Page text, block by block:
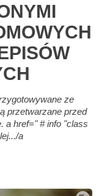
ze
przetwarzane przed
a href=" # info "class
a